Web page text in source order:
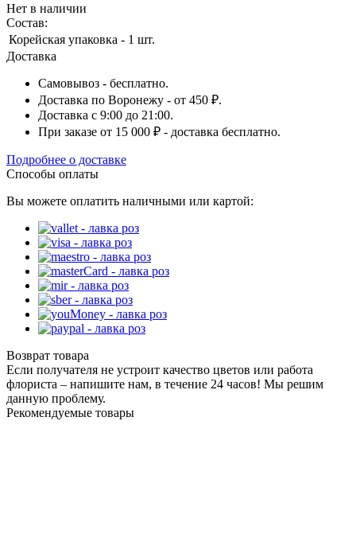
Нет в наличии
Состав:
Корейская упаковка - 1 шт.
Доставка
Самовывоз - бесплатно.
Доставка по Воронежу - от 450 ₽.
Доставка с 9:00 до 21:00.
При заказе от 15 000 ₽ - доставка бесплатно.
Подробнее о доставке
Способы оплаты
Вы можете оплатить наличными или картой:
Возврат товара
Если получателя не устроит качество цветов или работа
флориста – напишите нам, в течение 24 часов! Мы решим
данную проблему.
Рекомендуемые товары